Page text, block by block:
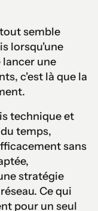
semble
lorsqu'une
une
c'est là que la
technique et
temps,
sans
stratégie
Ce qui
pour un seul